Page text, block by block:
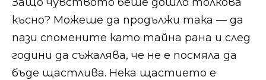
късно? Можеше да продължи така — да
пази спомените като тайна рана и след
години да съжалява, че не е посмяла да
бъде щастлива. Нека щастието е